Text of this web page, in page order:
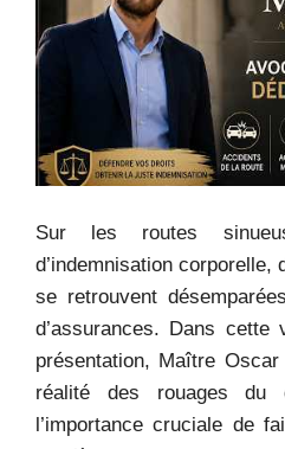
Sur les routes
d’indemnisation corporelle,
se retrouvent
d’assurances. Dans cette
présentation, Maître
réalité des rouages du
l’importance cruciale de